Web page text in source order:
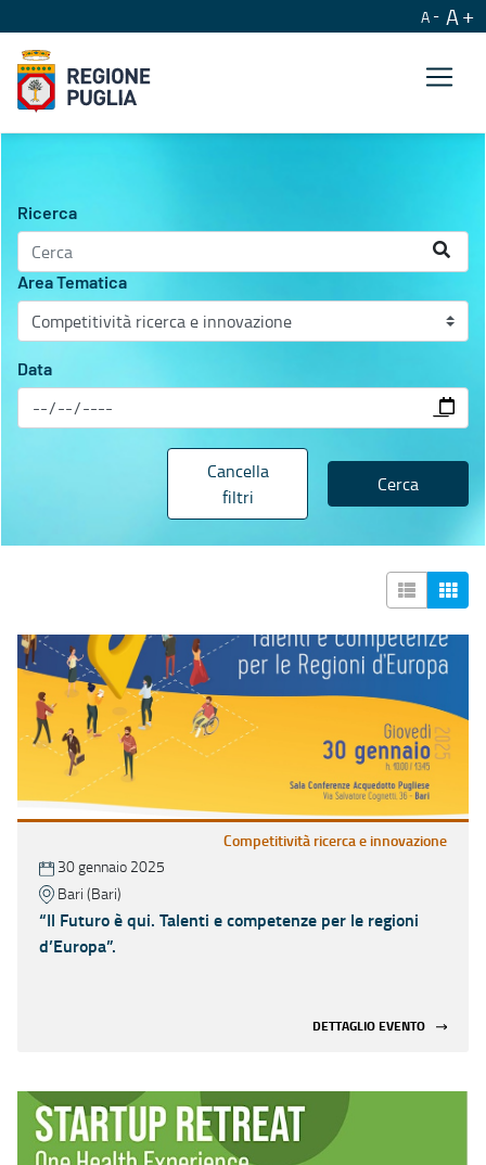
A A
Ricerca
Area Tematica
Data
Cancella
filtri
Cerca
Competitività ricerca e innovazione
30 gennaio 2025
Bari (Bari)
“Il Futuro è qui. Talenti e competenze per le regioni
d’Europa”.
DETTAGLIO EVENTO